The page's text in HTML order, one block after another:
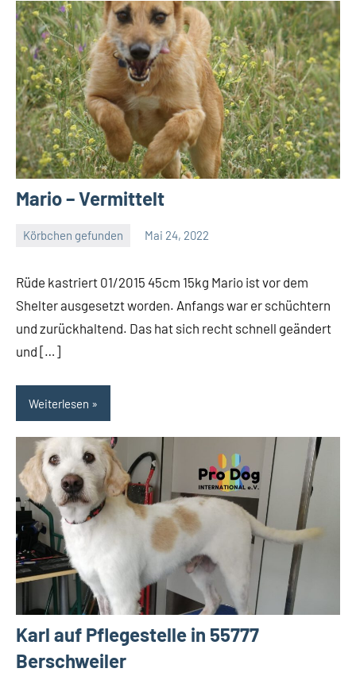
Mario – Vermittelt
Körbchen gefunden Mai 24, 2022
Rüde kastriert 01/2015 45cm 15kg Mario ist vor dem
Shelter ausgesetzt worden. Anfangs war er schüchtern
und zurückhaltend. Das hat sich recht schnell geändert
und […]
Weiterlesen
Karl auf Pflegestelle in 55777
Berschweiler